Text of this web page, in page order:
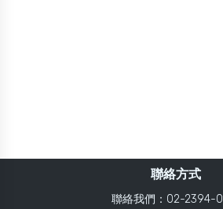
聯絡方式
聯絡我們：02-2394-